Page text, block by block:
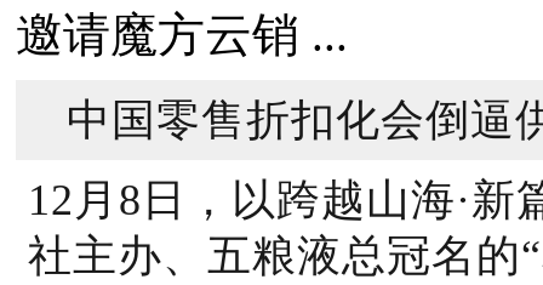
邀请魔方云销 ...
中国零售折扣化会倒逼
12月8日，以跨越山海·
社主办、五粮液总冠名的